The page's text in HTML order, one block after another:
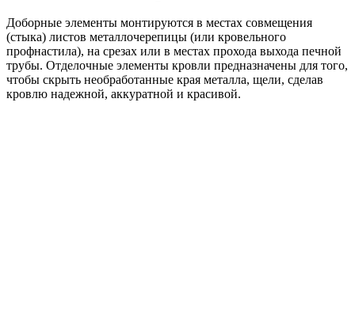
Доборные элементы монтируются в местах совмещения
(стыка) листов металлочерепицы (или кровельного
профнастила), на срезах или в местах прохода выхода печной
трубы. Отделочные элементы кровли предназначены для того,
чтобы скрыть необработанные края металла, щели, сделав
кровлю надежной, аккуратной и красивой.